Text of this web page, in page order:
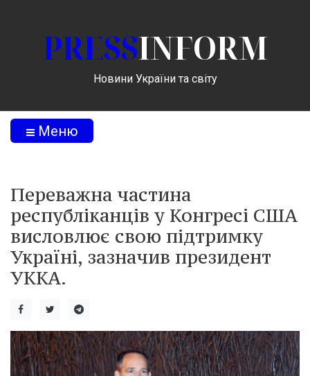
PRESSINFORM
Новини України та світу
Меню
Переважна частина
республіканців у Конгресі США
висловлює свою підтримку
Україні, зазначив президент
УККА.